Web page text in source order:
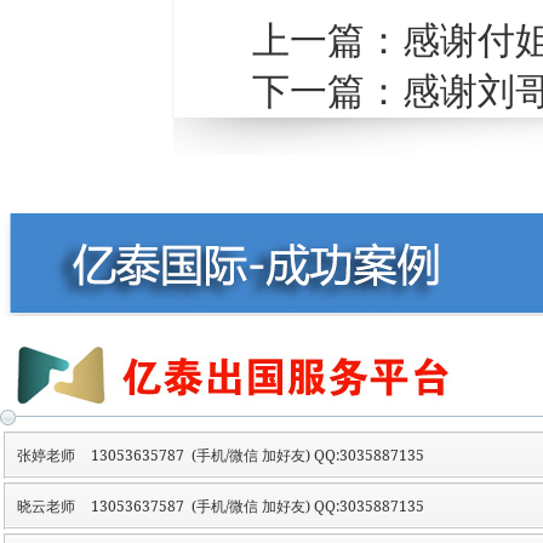
上一篇： 感谢付
下一篇： 感谢刘
张婷老师 13053635787 (手机/微信 加好友) QQ:3035887135
晓云老师 13053637587 (手机/微信 加好友) QQ:3035887135